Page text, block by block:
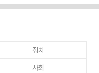
정치
사회